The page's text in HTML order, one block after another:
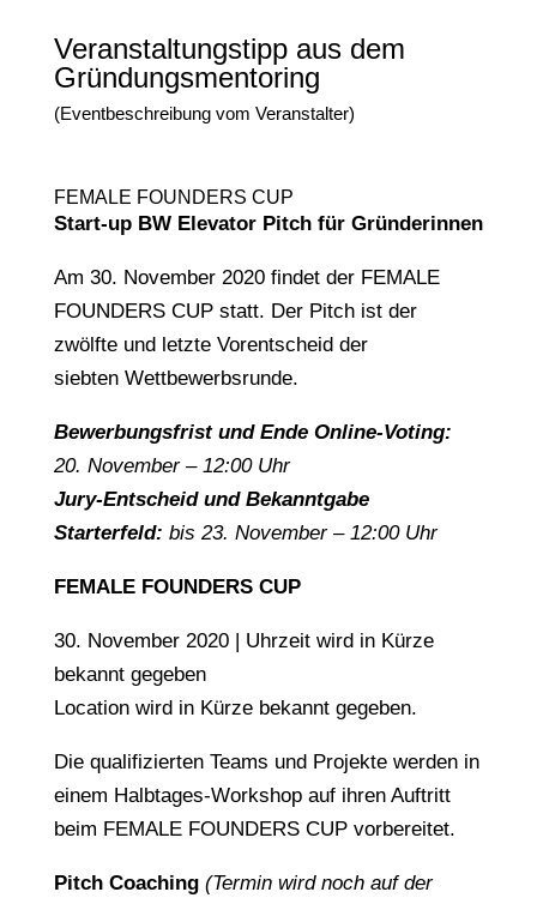
Veranstaltungstipp aus dem
Gründungsmentoring
(Eventbeschreibung vom Veranstalter)
FEMALE FOUNDERS CUP
Start-up BW Elevator Pitch für Gründerinnen
Am 30. November 2020 findet der FEMALE
FOUNDERS CUP statt. Der Pitch ist der
zwölfte und letzte Vorentscheid der
siebten Wettbewerbsrunde.
Bewerbungsfrist und Ende Online-Voting:
20. November – 12:00 Uhr
Jury-Entscheid und Bekanntgabe
Starterfeld: bis 23. November – 12:00 Uhr
FEMALE FOUNDERS CUP
30. November 2020 | Uhrzeit wird in Kürze
bekannt gegeben
Location wird in Kürze bekannt gegeben.
Die qualifizierten Teams und Projekte werden in
einem Halbtages-Workshop auf ihren Auftritt
beim FEMALE FOUNDERS CUP vorbereitet.
Pitch Coaching (Termin wird noch auf der